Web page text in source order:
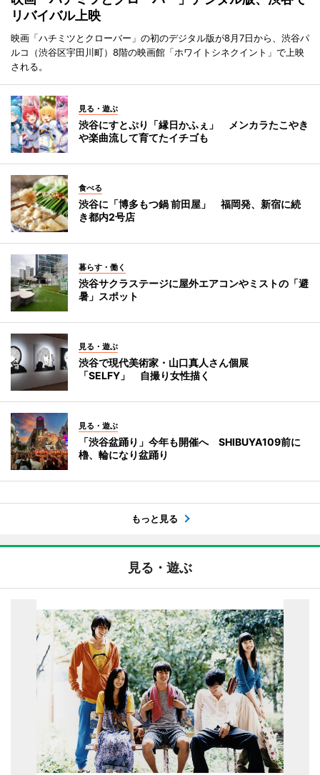
リバイバル上映
映画「ハチミツとクローバー」の初のデジタル版が8月7日から、渋谷パ
ルコ（渋谷区宇田川町）8階の映画館「ホワイトシネクイント」で上映
される。
見る・遊ぶ
渋谷にすとぷり「縁日かふぇ」 メンカラたこやき
や楽曲流して育てたイチゴも
食べる
渋谷に「博多もつ鍋 前田屋」 福岡発、新宿に続
き都内2号店
暮らす・働く
渋谷サクラステージに屋外エアコンやミストの「避
暑」スポット
見る・遊ぶ
渋谷で現代美術家・山口真人さん個展
「SELFY」 自撮り女性描く
見る・遊ぶ
「渋谷盆踊り」今年も開催へ SHIBUYA109前に
櫓、輪になり盆踊り
もっと見る
見る・遊ぶ